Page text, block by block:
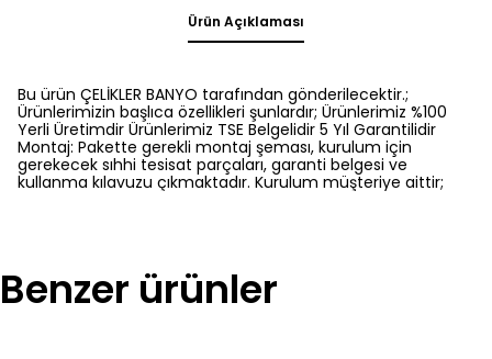
Ürün Açıklaması
Bu ürün ÇELİKLER BANYO tarafından gönderilecektir.;
Ürünlerimizin başlıca özellikleri şunlardır; Ürünlerimiz %100
Yerli Üretimdir Ürünlerimiz TSE Belgelidir 5 Yıl Garantilidir
Montaj: Pakette gerekli montaj şeması, kurulum için
gerekecek sıhhi tesisat parçaları, garanti belgesi ve
kullanma kılavuzu çıkmaktadır. Kurulum müşteriye aittir;
Benzer ürünler